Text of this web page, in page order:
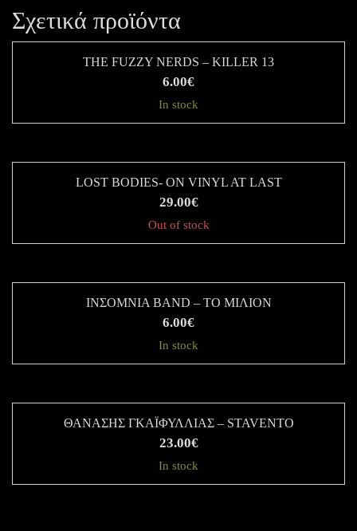
Σχετικά προϊόντα
THE FUZZY NERDS – KILLER 13
6.00€
In stock
LOST BODIES- ON VINYL AT LAST
29.00€
Out of stock
ΙΝΣΟΜΝΙΑ BAND – ΤΟ ΜΙΛΙΟΝ
6.00€
In stock
ΘΑΝΆΣΗΣ ΓΚΑΪΦΎΛΛΙΑΣ – STAVENTO
23.00€
In stock